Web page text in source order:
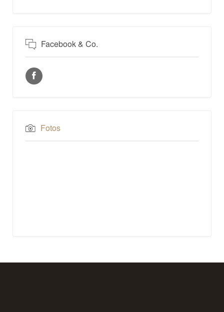
Facebook & Co.
Fotos